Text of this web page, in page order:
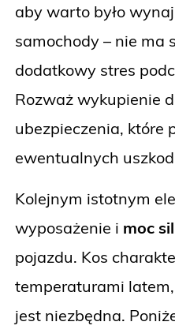
aby warto było
samochody – nie ma
dodatkowy stres
Rozważ wykupienie
ubezpieczenia, które
ewentualnych
Kolejnym istotnym
wyposażenie i moc
pojazdu. Kos
temperaturami
jest niezbędna.